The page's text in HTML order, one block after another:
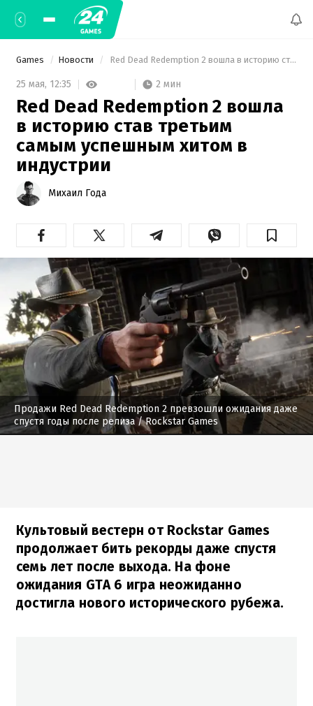
Games Новости Red Dead Redemption 2 вошла в историю став третьим самым успешным хитом в индустрии
25 мая, 12:35 2 мин
Red Dead Redemption 2 вошла
в историю став третьим
самым успешным хитом в
индустрии
Михаил Года
Продажи Red Dead Redemption 2 превзошли ожидания даже
спустя годы после релиза / Rockstar Games
Культовый вестерн от Rockstar Games
продолжает бить рекорды даже спустя
семь лет после выхода. На фоне
ожидания GTA 6 игра неожиданно
достигла нового исторического рубежа.